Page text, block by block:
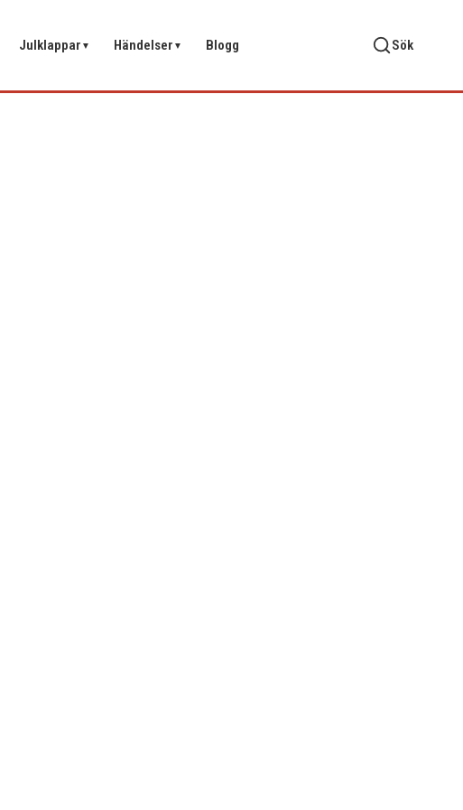
Julklappar ▼ Händelser ▼ Blogg Sök